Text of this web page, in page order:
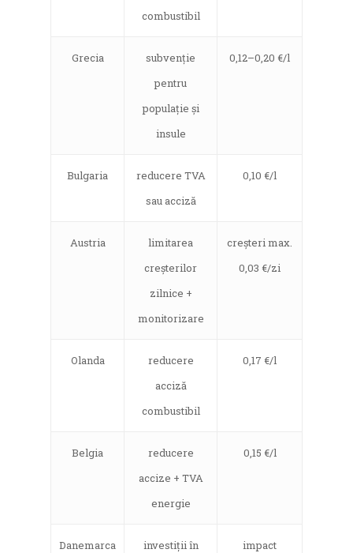
combustibil
Grecia
subvenție
pentru
populație și
insule
0,12–0,20 €/l
Bulgaria
reducere TVA
sau acciză
0,10 €/l
Austria
limitarea
creșterilor
zilnice +
monitorizare
creșteri max.
0,03 €/zi
Olanda
reducere
acciză
combustibil
0,17 €/l
Belgia
reducere
accize + TVA
energie
0,15 €/l
Danemarca
investiții în
impact